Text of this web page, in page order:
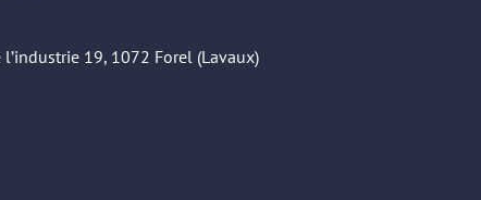
l’industrie 19, 1072 Forel (Lavaux)